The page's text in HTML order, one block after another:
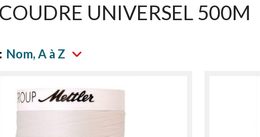
UNIVERSEL 500M
Nom, A à Z